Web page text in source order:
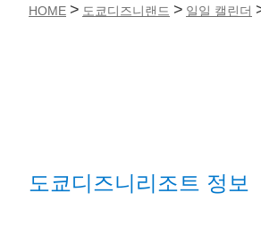
HOME 도쿄디즈니랜드 일일 캘린더
도쿄디즈니리조트 정보